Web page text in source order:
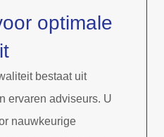
optimale
bestaat uit
ervaren adviseurs. U
nauwkeurige